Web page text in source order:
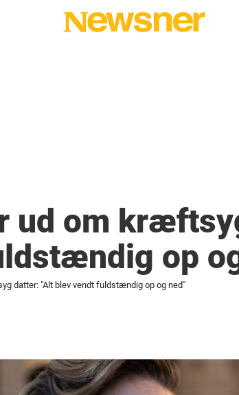
ud om
op
datter: "Alt blev vendt fuldstændig op og ned"